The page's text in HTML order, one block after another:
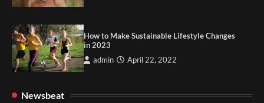
How to Make Sustainable Lifestyle Changes
in 2023
admin April 22, 2022
Newsbeat